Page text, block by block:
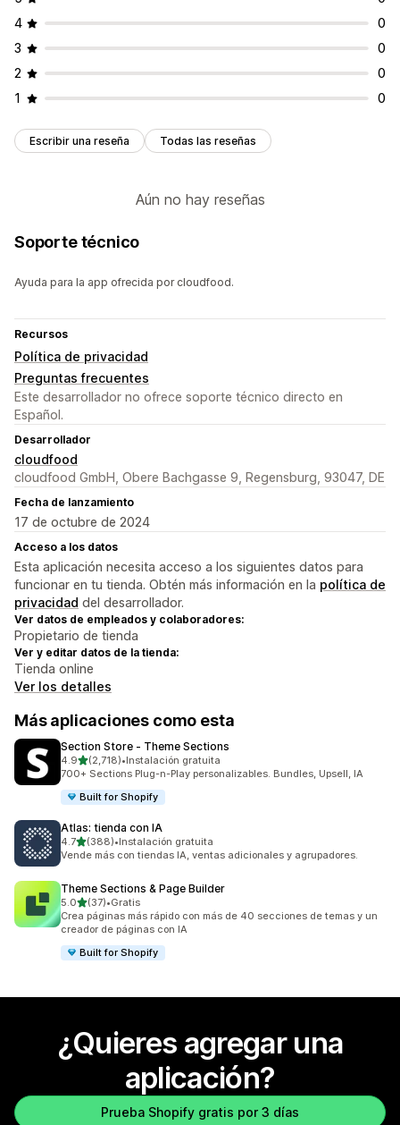
4
0
3
0
2
0
1
0
Escribir una reseña Todas las reseñas
Aún no hay reseñas
Soporte técnico
Ayuda para la app ofrecida por cloudfood.
Recursos
Política de privacidad
Preguntas frecuentes
Este desarrollador no ofrece soporte técnico directo en
Español.
Desarrollador
cloudfood
cloudfood GmbH, Obere Bachgasse 9, Regensburg, 93047, DE
Fecha de lanzamiento
17 de octubre de 2024
Acceso a los datos
Esta aplicación necesita acceso a los siguientes datos para
funcionar en tu tienda. Obtén más información en la política de
privacidad del desarrollador.
Ver datos de empleados y colaboradores:
Propietario de tienda
Ver y editar datos de la tienda:
Tienda online
Ver los detalles
Más aplicaciones como esta
Section Store ‑ Theme Sections
4.9de 5 estrellas
(2,718)
2718 reseñas en total
•Instalación gratuita
700+ Sections Plug-n-Play personalizables. Bundles, Upsell, IA
Built for Shopify
Atlas: tienda con IA
4.7de 5 estrellas
(388)
388 reseñas en total
•Instalación gratuita
Vende más con tiendas IA, ventas adicionales y agrupadores.
Theme Sections & Page Builder
5.0de 5 estrellas
(37)
37 reseñas en total
•Gratis
Crea páginas más rápido con más de 40 secciones de temas y un
creador de páginas con IA
Built for Shopify
¿Quieres agregar una
aplicación?
Prueba Shopify gratis por 3 días